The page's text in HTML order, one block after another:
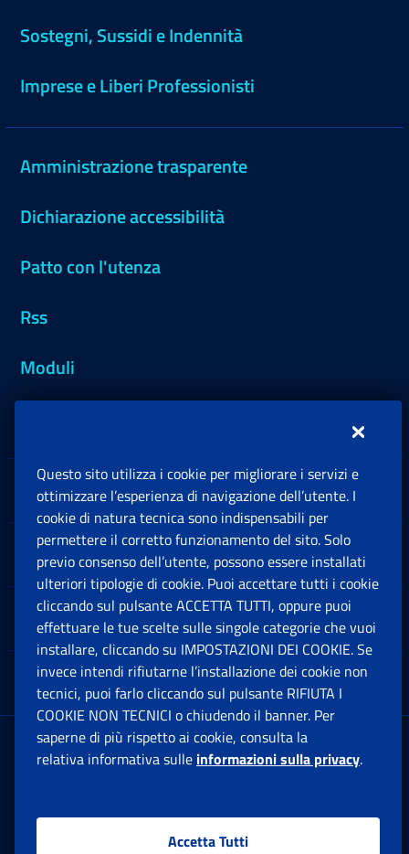
Sostegni, Sussidi e Indennità
Imprese e Liberi Professionisti
Amministrazione trasparente
Dichiarazione accessibilità
Patto con l'utenza
Rss
Moduli
Sedi e Contatti
Software
Note Legali
App mobile
Sede Legale : Via Ciro il Grande, 21
00144 Roma
Questo sito utilizza i cookie per migliorare i servizi e
ottimizzare l’esperienza di navigazione dell’utente. I
cookie di natura tecnica sono indispensabili per
permettere il corretto funzionamento del sito. Solo
previo consenso dell’utente, possono essere installati
ulteriori tipologie di cookie. Puoi accettare tutti i cookie
cliccando sul pulsante ACCETTA TUTTI, oppure puoi
effettuare le tue scelte sulle singole categorie che vuoi
installare, cliccando su IMPOSTAZIONI DEI COOKIE. Se
invece intendi rifiutarne l’installazione dei cookie non
tecnici, puoi farlo cliccando sul pulsante RIFIUTA I
COOKIE NON TECNICI o chiudendo il banner. Per
saperne di più rispetto ai cookie, consulta la
relativa informativa sulle informazioni sulla privacy.
Accetta Tutti